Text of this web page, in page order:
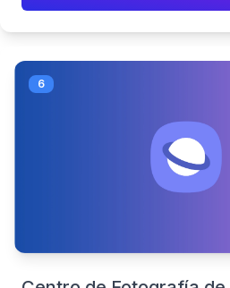
6